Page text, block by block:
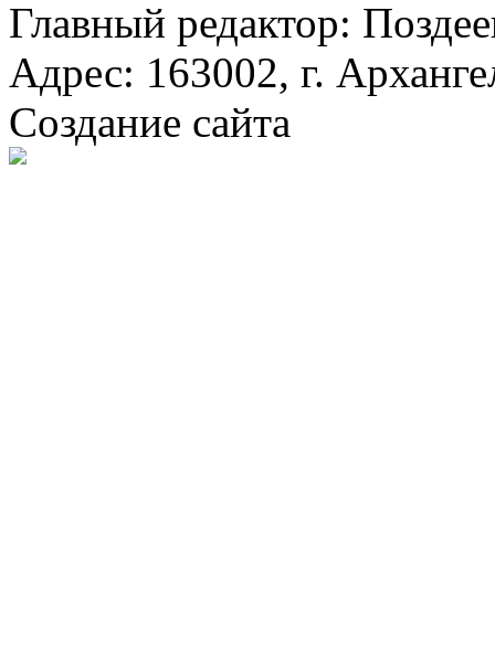
Главный редактор:
Адрес: 163002, г.
Создание сайта